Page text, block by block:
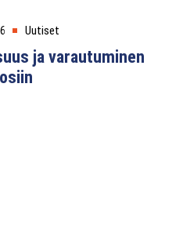
Uutiset
ja varautuminen